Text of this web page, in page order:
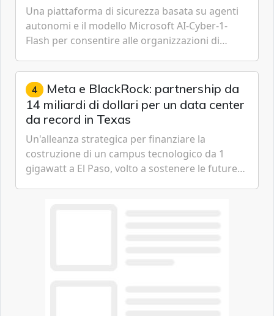
Una piattaforma di sicurezza basata su agenti
autonomi e il modello Microsoft AI-Cyber-1-
Flash per consentire alle organizzazioni di
gestione continua del rischio.
4 Meta e BlackRock: partnership da
14 miliardi di dollari per un data center
da record in Texas
Un'alleanza strategica per finanziare la
costruzione di un campus tecnologico da 1
gigawatt a El Paso, volto a sostenere le future